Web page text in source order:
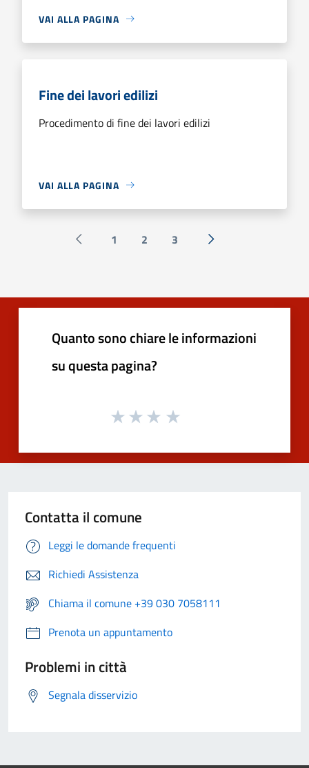
VAI ALLA PAGINA
Fine dei lavori edilizi
Procedimento di fine dei lavori edilizi
VAI ALLA PAGINA
Pagina precedente
1 2 3 Successiva »
Quanto sono chiare le informazioni
su questa pagina?
Contatta il comune
Leggi le domande frequenti
Richiedi Assistenza
Chiama il comune +39 030 7058111
Prenota un appuntamento
Problemi in città
Segnala disservizio